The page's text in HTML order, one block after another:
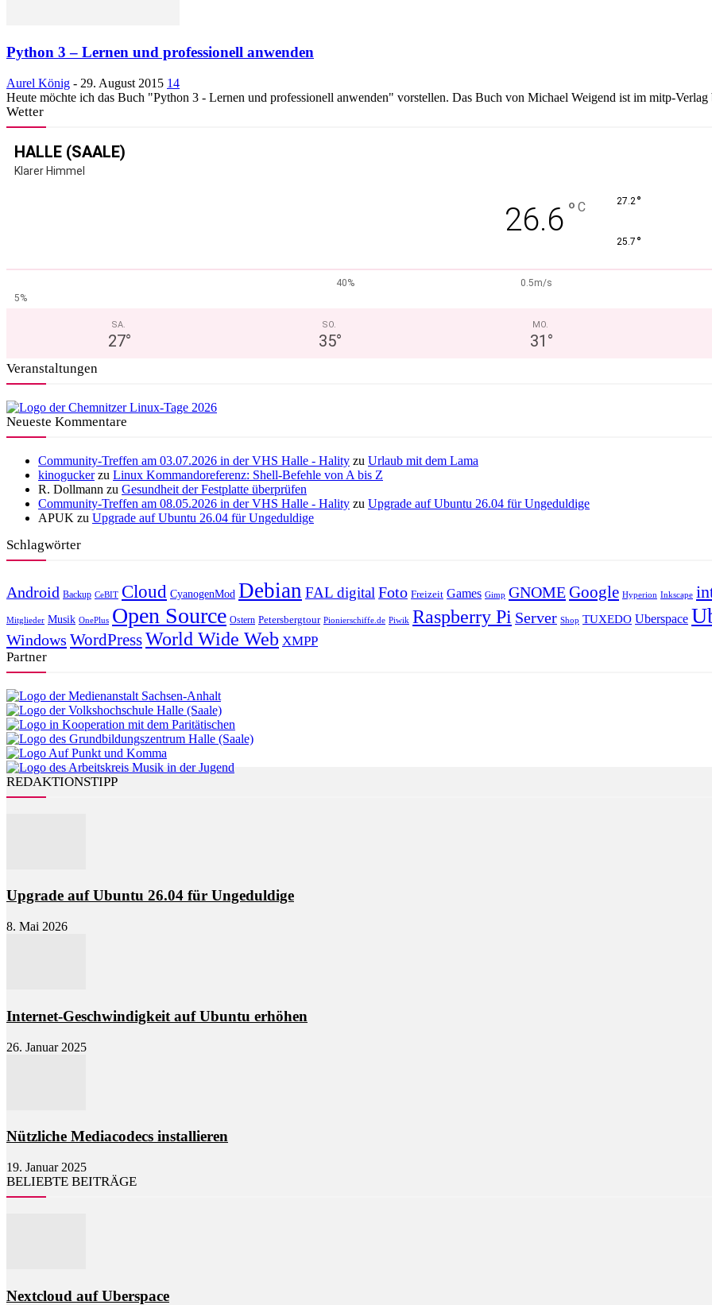
Python 3 – Lernen und professionell anwenden
Aurel König - 29. August 2015 14
Heute möchte ich das Buch "Python 3 - Lernen und professionell anwenden" vorstellen. Das Buch von Michael Weigend ist im mitp-Verlag
Wetter
HALLE (SAALE)
Klarer Himmel
26.6 ° C 27.2 °
25.7 °
40%
0.5m/s
5%
SA.
27°
SO.
35°
MO.
31 °
Veranstaltungen
Neueste Kommentare
Community-Treffen am 03.07.2026 in der VHS Halle - Hality zu Urlaub mit dem Lama
kinoguckerzu Linux Kommandoreferenz: Shell-Befehle von A bis Z
R. Dollmann zu Gesundheit der Festplatte überprüfen
Community-Treffen am 08.05.2026 in der VHS Halle - Hality zu Upgrade auf Ubuntu 26.04 für Ungeduldige
APUK zu Upgrade auf Ubuntu 26.04 für Ungeduldige
Schlagwörter
Android Backup CeBIT Cloud CyanogenMod Debian FAL digital Foto Freizeit Games Gimp GNOMEGoogle Hyperion Inkscape
Mitglieder Musik OnePlus Open Source Ostern Petersbergtour Pionierschiffe.de Piwik Raspberry Pi Server Shop TUXEDO Uberspace
Windows WordPressWorld Wide Web XMPP
Partner
REDAKTIONSTIPP
Upgrade auf Ubuntu 26.04 für Ungeduldige
8. Mai 2026
Internet-Geschwindigkeit auf Ubuntu erhöhen
26. Januar 2025
Nützliche Mediacodecs installieren
19. Januar 2025
BELIEBTE BEITRÄGE
Nextcloud auf Uberspace